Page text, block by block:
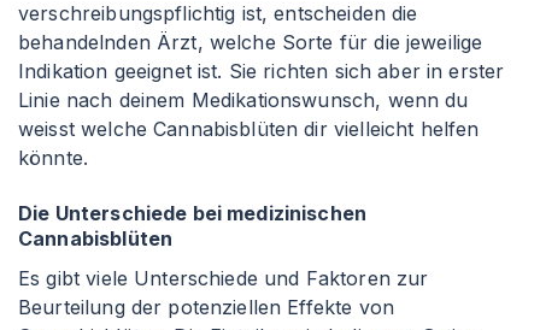
verschreibungspflichtig ist, entscheiden die
behandelnden Ärzt, welche Sorte für die jeweilige
Indikation geeignet ist. Sie richten sich aber in erster
Linie nach deinem Medikationswunsch, wenn du
weisst welche Cannabisblüten dir vielleicht helfen
könnte.
Die Unterschiede bei medizinischen
Cannabisblüten
Es gibt viele Unterschiede und Faktoren zur
Beurteilung der potenziellen Effekte von